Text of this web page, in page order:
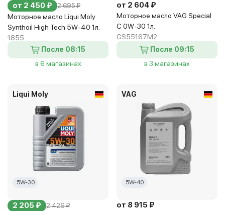
от 2 450 ₽ 2 695 ₽
Моторное масло Liqui Moly
Synthoil High Tech 5W-40 1л.
1855
После 08:15
в 6 магазинах
от 2 604 ₽
Моторное масло VAG Special
C 0W-30 1л.
GS55167M2
После 09:15
в 3 магазинах
Liqui Moly
5W-30
2 205 ₽ 2 426 ₽
VAG
5W-40
от 8 915 ₽